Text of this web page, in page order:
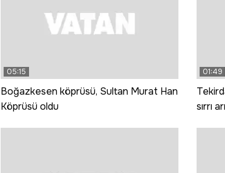
05:15
Boğazkesen köprüsü, Sultan Murat Han
Köprüsü oldu
01:49
sırrı